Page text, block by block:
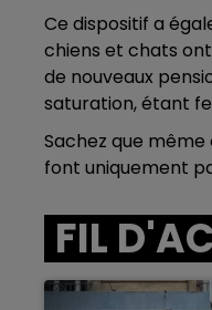
LE
Ce dispositif a
chiens et chats ont
de nouveaux
saturation, étant
Sachez que
font uniquement
FIL